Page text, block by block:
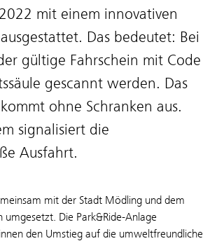
mit einem innovativen
Das bedeutet: Bei
gültige Fahrschein mit Code
gescannt werden. Das
ohne Schranken aus.
signalisiert die
Ausfahrt.
mit der Stadt Mödling und dem
umgesetzt. Die Park&Ride-Anlage
den Umstieg auf die umweltfreundliche